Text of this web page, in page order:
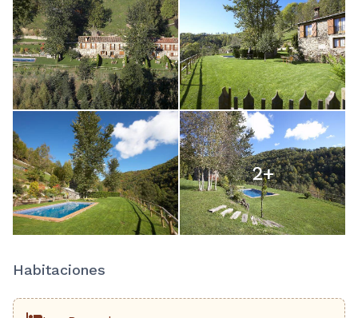
2+
Habitaciones